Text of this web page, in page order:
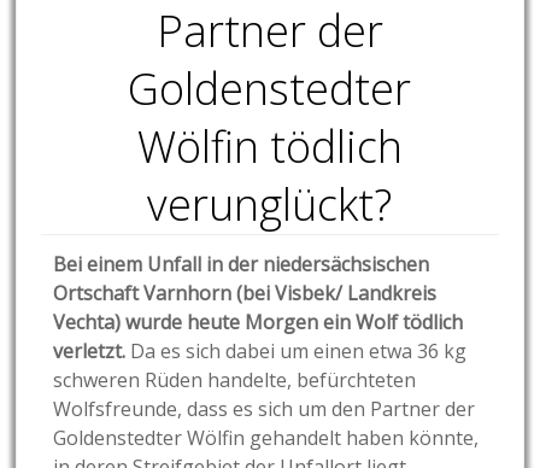
Partner der
Goldenstedter
Wölfin tödlich
verunglückt?
Bei einem Unfall in der niedersächsischen
Ortschaft Varnhorn (bei Visbek/ Landkreis
Vechta) wurde heute Morgen ein Wolf tödlich
verletzt. Da es sich dabei um einen etwa 36 kg
schweren Rüden handelte, befürchteten
Wolfsfreunde, dass es sich um den Partner der
Goldenstedter Wölfin gehandelt haben könnte,